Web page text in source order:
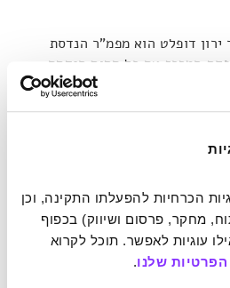
הפרטיות שלנו.
ירון דופלט הוא מפמ"ר הנדסת
המרכז את כל תחום הנדסת
הציג בכנס מודלים לימודיים
הדיאלוגית, כשבראשם ההבנה
לורן רזניק, פסיכולוגית
עצמי של הלמידה ועוד.
היטב בגישה הדיאלוגית ומאפשרים